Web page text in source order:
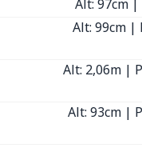
Alt: 97cm
Alt: 99cm |
Alt: 2,06m |
Alt: 93cm |